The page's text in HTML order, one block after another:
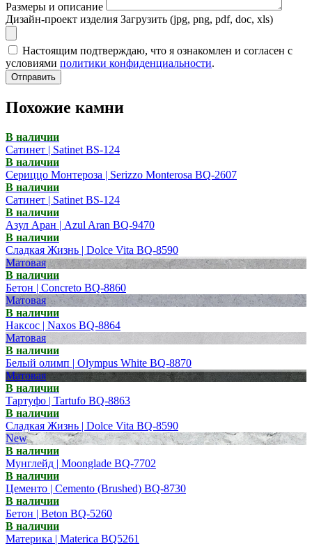
Размеры и описание
Дизайн-проект изделия Загрузить (jpg, png, pdf, doc, xls)
Настоящим подтверждаю, что я ознакомлен и согласен с
условиями политики конфиденциальности.
Отправить
Похожие камни
В наличии
Сатинет | Satinet BS-124
В наличии
Сериццо Монтероза | Serizzo Monterosa BQ-2607
В наличии
Сатинет | Satinet BS-124
В наличии
Азул Аран | Azul Aran BQ-9470
В наличии
Сладкая Жизнь | Dolce Vita BQ-8590
Матовая
В наличии
Бетон | Concreto BQ-8860
Матовая
В наличии
Наксос | Naxos BQ-8864
Матовая
В наличии
Белый олимп | Olympus White BQ-8870
Матовая
В наличии
Тартуфо | Tartufo BQ-8863
В наличии
Сладкая Жизнь | Dolce Vita BQ-8590
New
В наличии
Мунглейд | Moonglade BQ-7702
В наличии
Цементо | Cemento (Brushed) BQ-8730
В наличии
Бетон | Beton BQ-5260
В наличии
Материка | Materica BQ5261